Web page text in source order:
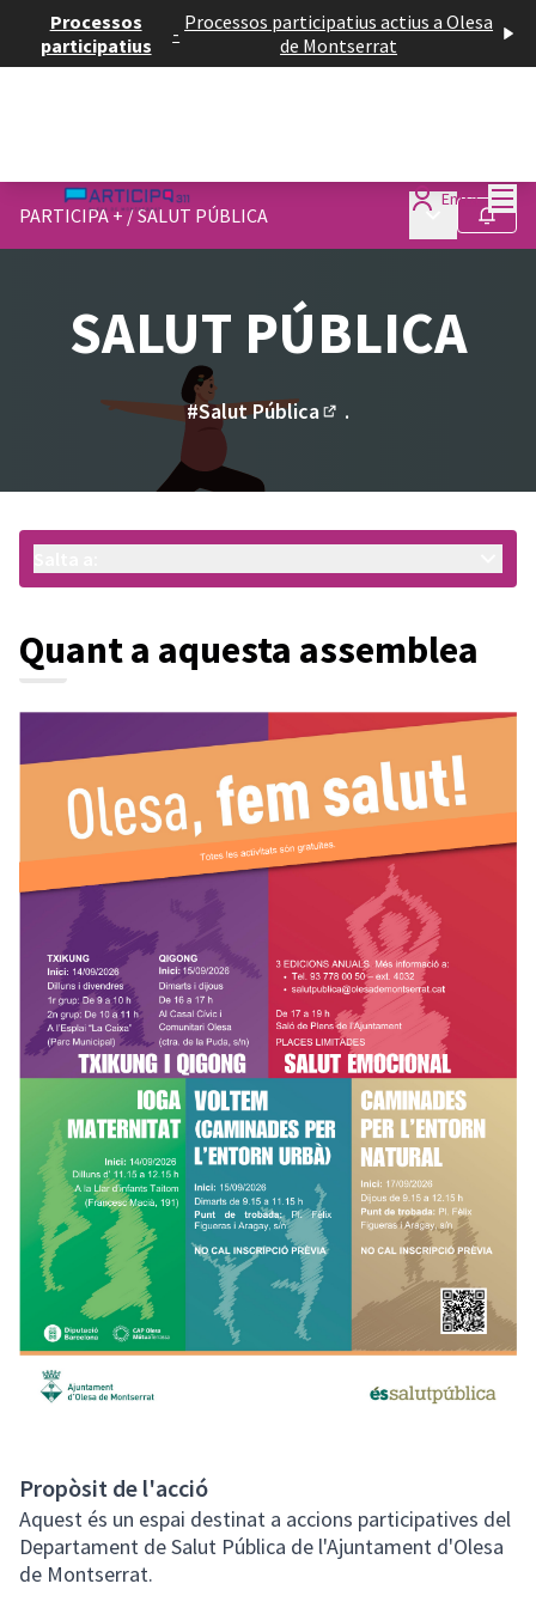
Processos
participatius
- Processos participatius actius a Olesa
de Montserrat
Entra
PARTICIPA +/SALUT PÚBLICA Menú Seguir
SALUT PÚBLICA
#Salut Pública .
Quant a aquesta assemblea
Propòsit de l'acció
Aquest és un espai destinat a accions participatives del
Departament de Salut Pública de l'Ajuntament d'Olesa
de Montserrat.